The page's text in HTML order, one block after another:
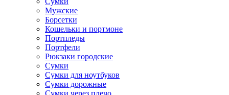
Мужские
Борсетки
Кошельки и портмоне
Портпледы
Портфели
Рюкзаки городские
Сумки
Сумки для ноутбуков
Сумки дорожные
Сумки через плечо